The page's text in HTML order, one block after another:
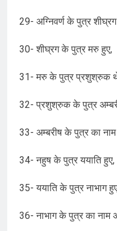
29- अग्निवर्ण के पुत्र
30- शीघ्रग के पुत्र मरु हुए,
31- मरु के पुत्र प्रशुश्रुक
32- प्रशुश्रुक के पुत्र
33- अम्बरीष के पुत्र का
34- नहुष के पुत्र ययाति हुए,
35- ययाति के पुत्र नाभाग
36- नाभाग के पुत्र का नाम